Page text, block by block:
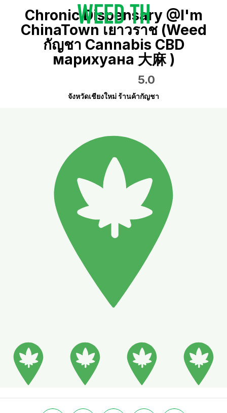
Chronic Dispensary @I'm
ChinaTown เยาวราช (Weed
กัญชา Cannabis CBD
марихуана 大麻 )
5.0
จังหวัดเชียงใหม่ ร้านค้ากัญชา